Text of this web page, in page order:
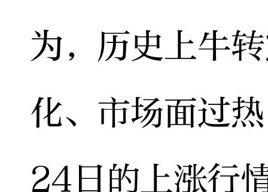
为，历史上牛
化、市场面过
24日的上涨行